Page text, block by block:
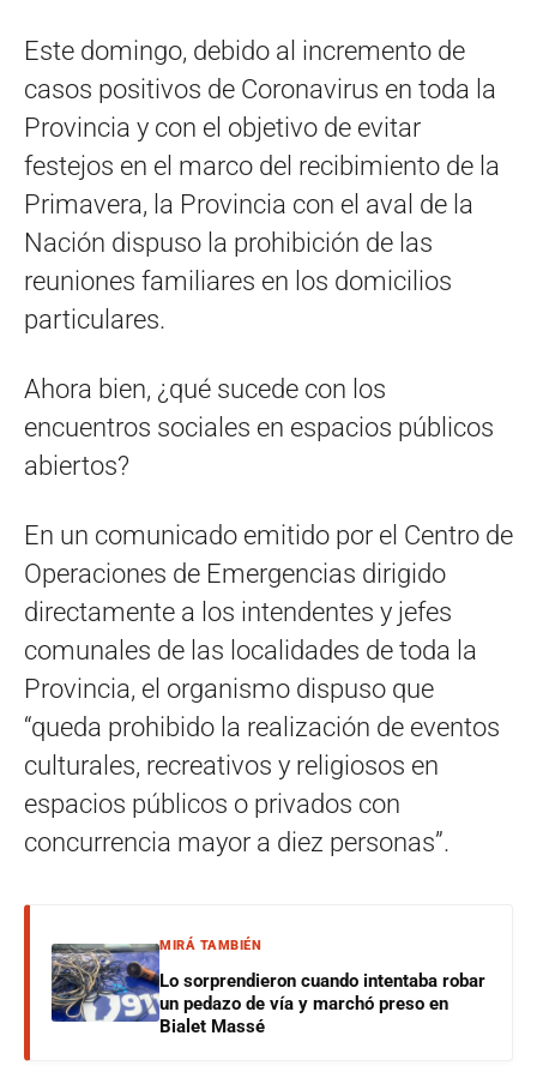
Este domingo, debido al incremento de
casos positivos de Coronavirus en toda la
Provincia y con el objetivo de evitar
festejos en el marco del recibimiento de la
Primavera, la Provincia con el aval de la
Nación dispuso la prohibición de las
reuniones familiares en los domicilios
particulares.
Ahora bien, ¿qué sucede con los
encuentros sociales en espacios públicos
abiertos?
En un comunicado emitido por el Centro de
Operaciones de Emergencias dirigido
directamente a los intendentes y jefes
comunales de las localidades de toda la
Provincia, el organismo dispuso que
“queda prohibido la realización de eventos
culturales, recreativos y religiosos en
espacios públicos o privados con
concurrencia mayor a diez personas”.
MIRÁ TAMBIÉN
Lo sorprendieron cuando intentaba robar
un pedazo de vía y marchó preso en
Bialet Massé